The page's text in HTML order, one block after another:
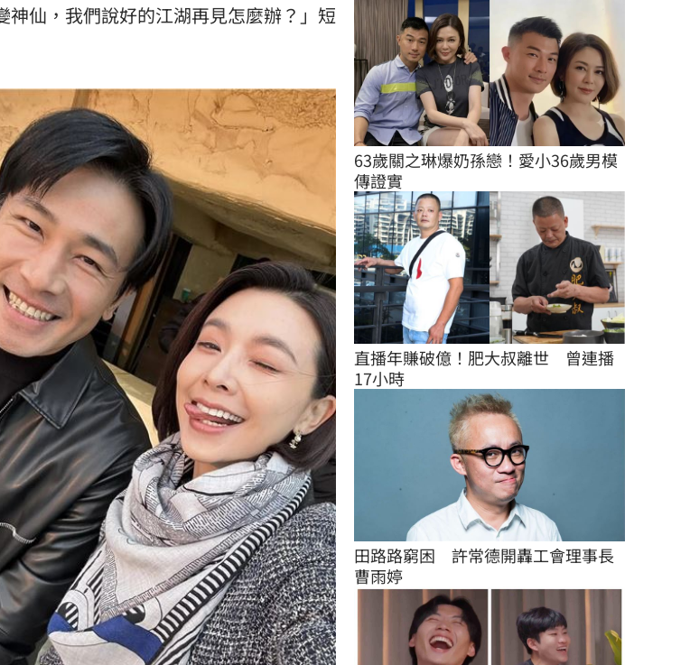
仙，我們說好的江湖再見怎麼辦？」短
63歲關之琳爆奶孫戀！愛小36歲男模
傳證實
直播年賺破億！肥大叔離世　曾連播
17小時
田路路窮困　許常德開轟工會理事長
曹雨婷